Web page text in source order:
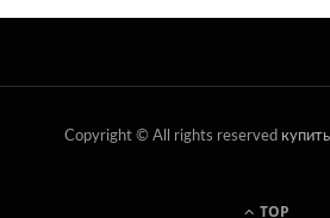
Copyright © All rights reserved
TOP